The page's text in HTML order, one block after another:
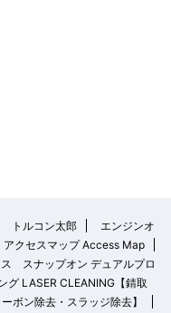
トルコン太郎
エンジンオ
アクセスマップ Access Map
スナップオン デュアルプロ
グ LASER CLEANING【錆取
ボン除去・スラッジ除去】